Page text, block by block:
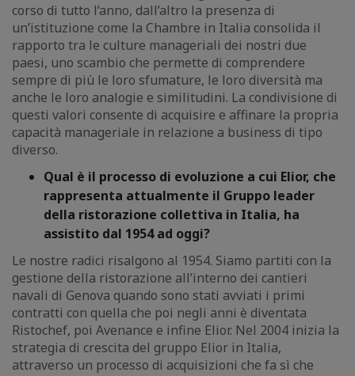
corso di tutto l’anno, dall’altro la presenza di
un’istituzione come la Chambre in Italia consolida il
rapporto tra le culture manageriali dei nostri due
paesi, uno scambio che permette di comprendere
sempre di più le loro sfumature, le loro diversità ma
anche le loro analogie e similitudini. La condivisione di
questi valori consente di acquisire e affinare la propria
capacità manageriale in relazione a business di tipo
diverso.
Qual è il processo di evoluzione a cui Elior, che
rappresenta attualmente il Gruppo leader
della ristorazione collettiva in Italia, ha
assistito dal 1954 ad oggi?
Le nostre radici risalgono al 1954. Siamo partiti con la
gestione della ristorazione all’interno dei cantieri
navali di Genova quando sono stati avviati i primi
contratti con quella che poi negli anni è diventata
Ristochef, poi Avenance e infine Elior. Nel 2004 inizia la
strategia di crescita del gruppo Elior in Italia,
attraverso un processo di acquisizioni che fa sì che